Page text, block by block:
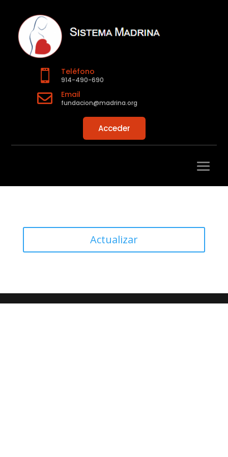
 Teléfono
914-490-690
 Email
fundacion@madrina.org
Acceder
Actualizar